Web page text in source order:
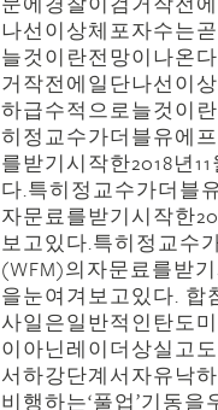
나선이상체포자수는
늘것이란전망이나온
거작전에일단나선이
하급수적으로늘것이
히정교수가더블유에
를받기시작한2018년
다.특히정교수가더블
자문료를받기시작한
보고있다.특히정교수
(WFM)의자문료를받
을눈여겨보고있다. 합
사일은일반적인탄도
이아닌레이더상실고
서하강단계서자유낙
비행하는‘풀업’기동